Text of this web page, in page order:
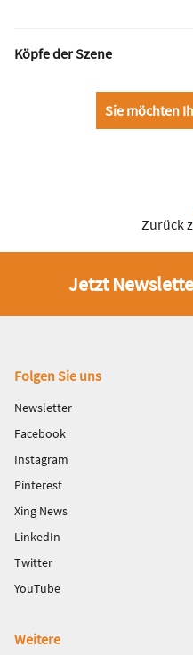
Köpfe der Szene
Sie möchten
Zurück
Jetzt
Fußbereich
Folgen Sie uns
Newsletter
Facebook
Instagram
Pinterest
Xing News
LinkedIn
Twitter
YouTube
Weitere